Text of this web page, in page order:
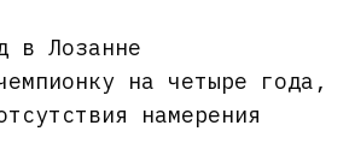
в Лозанне
на четыре года,
намерения